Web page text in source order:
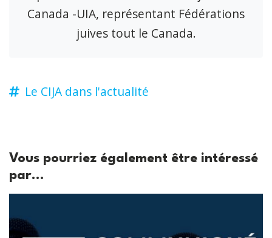
Canada -UIA, représentant Fédérations
juives tout le Canada.
Le CIJA dans l'actualité
Vous pourriez également être intéressé
par...